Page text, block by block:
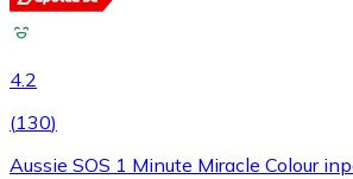
4.2
(130)
Aussie SOS 1 Minute Miracle Colour